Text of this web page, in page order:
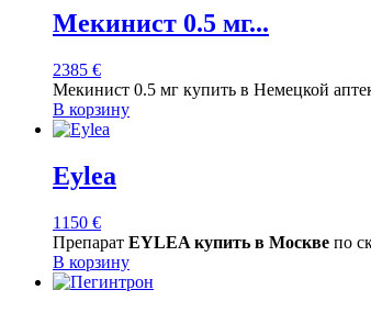
Мекинист 0.5 мг...
2385 €
Мекинист 0.5 мг купить в Немецкой
В корзину
Eylea
1150 €
Препарат EYLEA купить в Москве по
В корзину